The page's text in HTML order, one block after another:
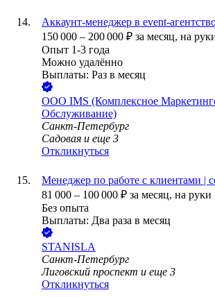
Аккаунт-менеджер в event-
150 000 – 200 000 ₽ за месяц, на
Опыт 1-3 года
Можно удалённо
Выплаты: Раз в месяц
ООО IMS (Комплексное
Обслуживание)
Санкт-Петербург
Садовая и еще 3
Откликнуться
Менеджер по работе с клиентами |
81 000 – 100 000 ₽ за месяц, на руки
Без опыта
Выплаты: Два раза в месяц
STANISLA
Санкт-Петербург
Лиговский проспект и еще 3
Откликнуться